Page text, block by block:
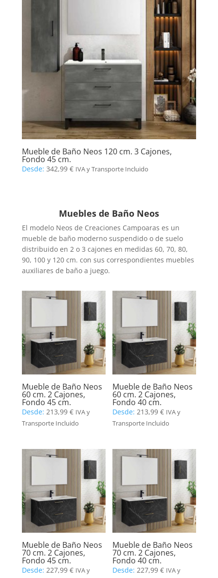
Mueble de Baño Neos 120 cm. 3 Cajones,
Fondo 45 cm.
Desde: 342,99 € IVA y Transporte Incluido
Muebles de Baño Neos
El modelo Neos de Creaciones Campoaras es un
mueble de baño moderno suspendido o de suelo
distribuido en 2 o 3 cajones en medidas 60, 70, 80,
90, 100 y 120 cm. con sus correspondientes muebles
auxiliares de baño a juego.
Mueble de Baño Neos
60 cm. 2 Cajones,
Fondo 45 cm.
Desde: 213,99 € IVA y
Transporte Incluido
Mueble de Baño Neos
60 cm. 2 Cajones,
Fondo 40 cm.
Desde:213,99€ IVA y
Transporte Incluido
Mueble de Baño Neos
70 cm. 2 Cajones,
Fondo 45 cm.
Desde: 227,99 € IVA y
Mueble de Baño Neos
70 cm. 2 Cajones,
Fondo 40 cm.
Desde: 227,99€ IVA y